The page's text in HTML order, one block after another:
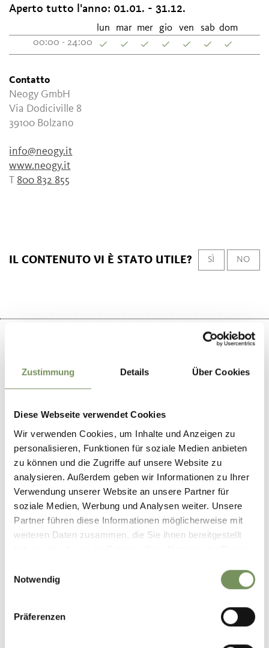
Zustimmung Details Über Cookies
Diese Webseite verwendet Cookies
Wir verwenden Cookies, um Inhalte und Anzeigen zu
personalisieren, Funktionen für soziale Medien anbieten
zu können und die Zugriffe auf unsere Website zu
analysieren. Außerdem geben wir Informationen zu Ihrer
Verwendung unserer Website an unsere Partner für
soziale Medien, Werbung und Analysen weiter. Unsere
Partner führen diese Informationen möglicherweise mit
weiteren Daten zusammen, die Sie ihnen bereitgestellt
Notwendig
Präferenzen
Aperto tutto l'anno: 01.01. - 31.12.
lun mar mer gio ven sab dom
00:00 - 24:00
Contatto
Neogy GmbH
Via Dodiciville 8
39100 Bolzano
info@neogy.it
www.neogy.it
T 800 832 855
IL CONTENUTO VI È STATO UTILE? SÌ NO